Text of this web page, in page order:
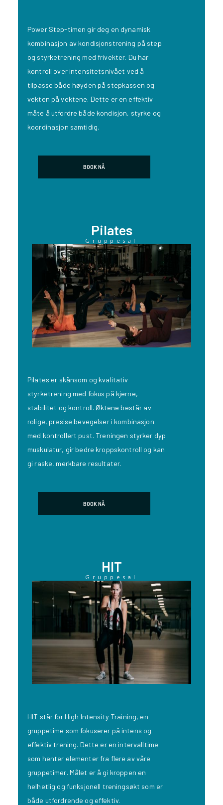
Power Step-timen gir deg en dynamisk
kombinasjon av kondisjonstrening på step
og styrketrening med frivekter. Du har
kontroll over intensitetsnivået ved å
tilpasse både høyden på stepkassen og
vekten på vektene. Dette er en effektiv
måte å utfordre både kondisjon, styrke og
koordinasjon samtidig.
BOOK NÅ
Pilates
Gruppesal
Pilates er skånsom og kvalitativ
styrketrening med fokus på kjerne,
stabilitet og kontroll. Øktene består av
rolige, presise bevegelser i kombinasjon
med kontrollert pust. Treningen styrker dyp
muskulatur, gir bedre kroppskontroll og kan
gi raske, merkbare resultater.
BOOK NÅ
HIT
Gruppesal
HIT står for High Intensity Training, en
gruppetime som fokuserer på intens og
effektiv trening. Dette er en intervalltime
som henter elementer fra flere av våre
gruppetimer. Målet er å gi kroppen en
helhetlig og funksjonell treningsøkt som er
både utfordrende og effektiv.